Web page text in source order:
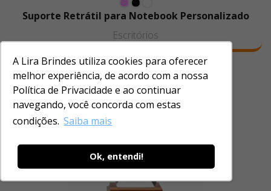
A Lira Brindes utiliza cookies para oferecer
melhor experiência, de acordo com a nossa
Política de Privacidade e ao continuar
navegando, você concorda com estas
condições. Saiba mais
Ok, entendi!
Suporte Retrátil para Notebook Personalizado
Escritórios